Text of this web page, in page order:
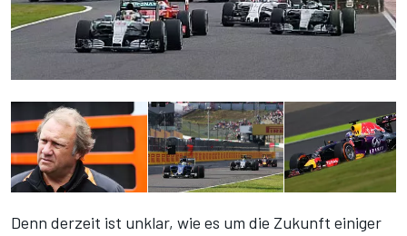
Denn derzeit ist unklar, wie es um die Zukunft einiger